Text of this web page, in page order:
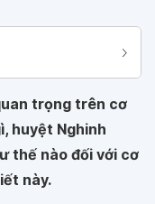
trọng trên cơ
huyệt Nghinh
thế nào đối với cơ
này.